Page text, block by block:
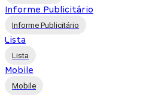
Informe Publicitário
Informe Publicitário
Lista
Lista
Mobile
Mobile